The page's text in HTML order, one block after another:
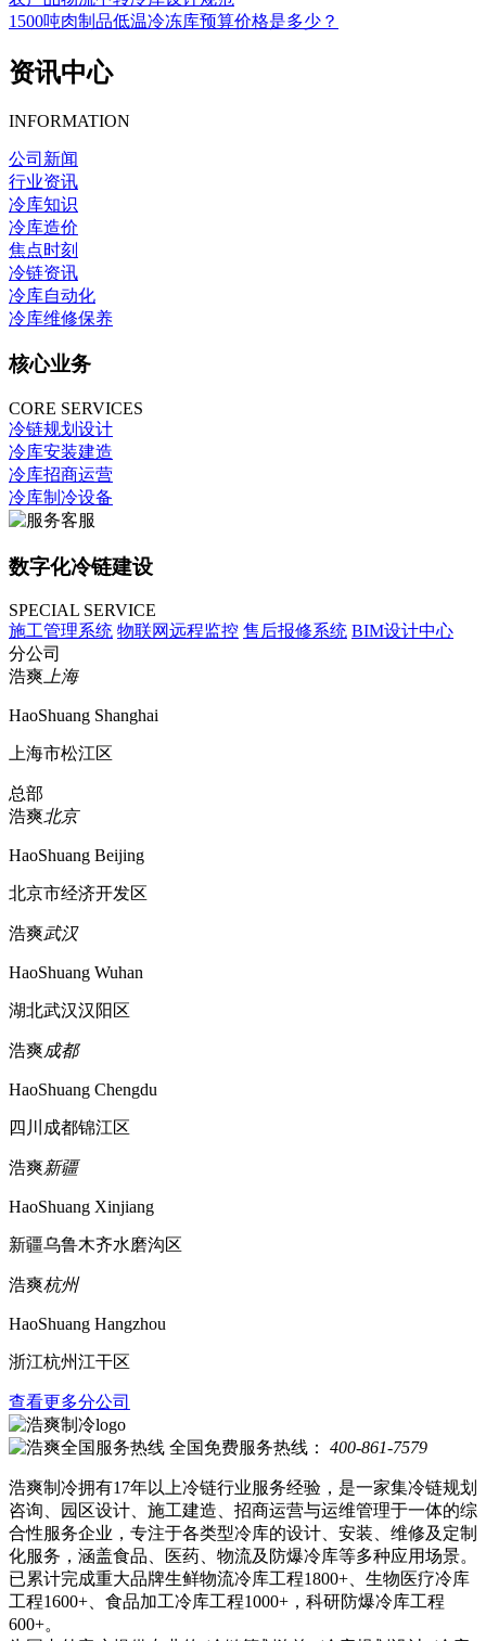
1500吨肉制品低温冷冻库预算价格是多少？
资讯中心
INFORMATION
公司新闻
行业资讯
冷库知识
冷库造价
焦点时刻
冷链资讯
冷库自动化
冷库维修保养
核心业务
CORE SERVICES
冷链规划设计
冷库安装建造
冷库招商运营
冷库制冷设备
数字化冷链建设
SPECIAL SERVICE
施工管理系统 物联网远程监控 售后报修系统 BIM设计中心
分公司
浩爽上海
HaoShuang Shanghai
上海市松江区
总部
浩爽北京
HaoShuang Beijing
北京市经济开发区
浩爽武汉
HaoShuang Wuhan
湖北武汉汉阳区
浩爽成都
HaoShuang Chengdu
四川成都锦江区
浩爽新疆
HaoShuang Xinjiang
新疆乌鲁木齐水磨沟区
浩爽杭州
HaoShuang Hangzhou
浙江杭州江干区
查看更多分公司
全国免费服务热线： 400-861-7579
浩爽制冷拥有17年以上冷链行业服务经验，是一家集冷链规划
咨询、园区设计、施工建造、招商运营与运维管理于一体的综
合性服务企业，专注于各类型冷库的设计、安装、维修及定制
化服务，涵盖食品、医药、物流及防爆冷库等多种应用场景。
已累计完成重大品牌生鲜物流冷库工程1800+、生物医疗冷库
工程1600+、食品加工冷库工程1000+，科研防爆冷库工程
600+。